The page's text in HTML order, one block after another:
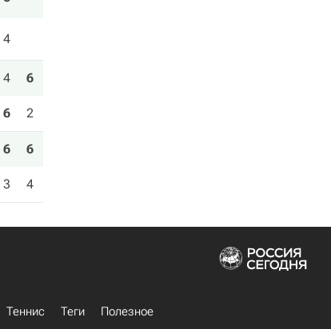
4
4 6
6 2
6 6
3 4
Теннис Теги
Полезное